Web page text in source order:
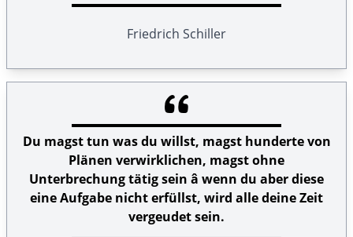
Friedrich Schiller
Du magst tun was du willst, magst hunderte von
Plänen verwirklichen, magst ohne
Unterbrechung tätig sein â wenn du aber diese
eine Aufgabe nicht erfüllst, wird alle deine Zeit
vergeudet sein.